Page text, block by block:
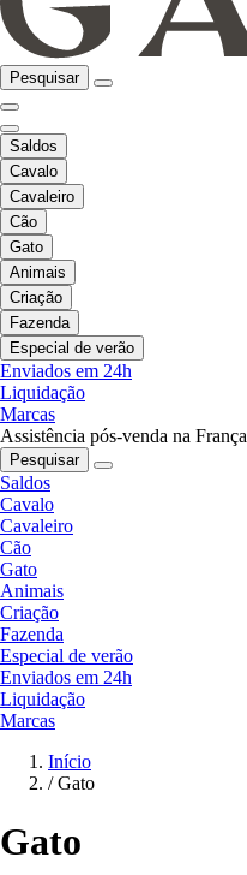
Pesquisar
Saldos
Cavalo
Cavaleiro
Cão
Gato
Animais
Criação
Fazenda
Especial de verão
Enviados em 24h
Liquidação
Marcas
Assistência pós-venda na França
Pesquisar
Saldos
Cavalo
Cavaleiro
Cão
Gato
Animais
Criação
Fazenda
Especial de verão
Enviados em 24h
Liquidação
Marcas
Início
/ Gato
Gato